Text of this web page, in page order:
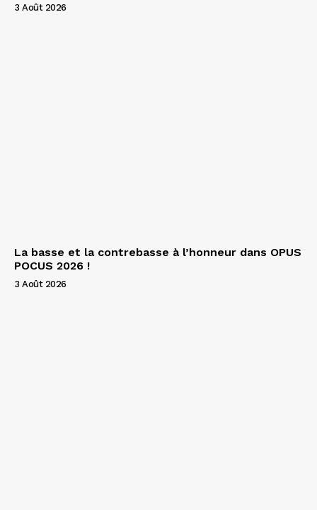
3 Août 2026
La basse et la contrebasse à l’honneur dans OPUS
POCUS 2026 !
3 Août 2026